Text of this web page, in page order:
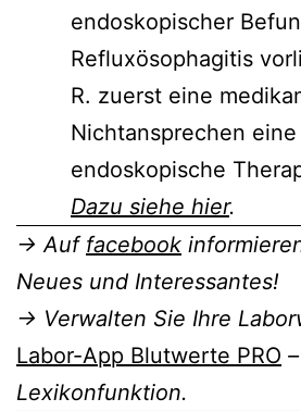
endoskopischer
Refluxösophagitis
R. zuerst eine
Nichtansprechen
endoskopische
Dazu siehe hier.
→ Auf facebook
Neues und Interessantes!
→ Verwalten Sie Ihre
Labor-App Blutwerte PRO
Lexikonfunktion.